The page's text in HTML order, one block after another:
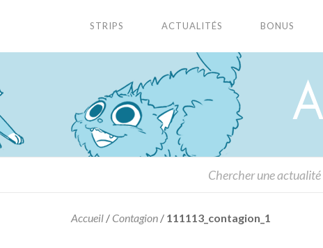
STRIPS ACTUALITÉS BONUS
A
Accueil / Contagion / 111113_contagion_1